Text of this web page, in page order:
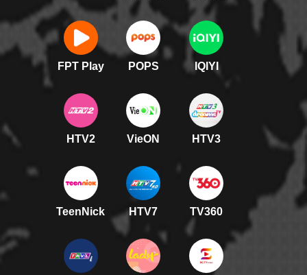
FPT Play POPS IQIYI
HTV2 VieON HTV3
TeenNick HTV7 TV360